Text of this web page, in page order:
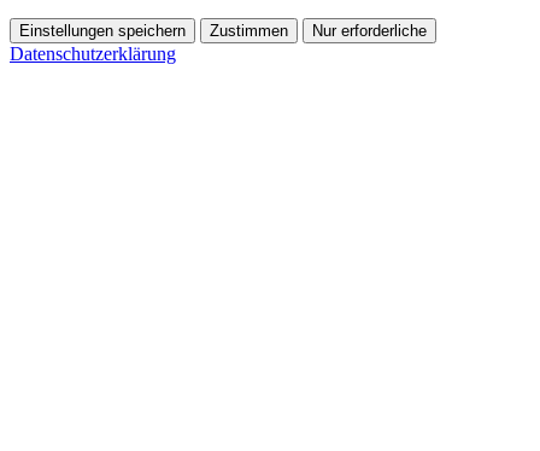
Einstellungen speichern Zustimmen Nur erforderliche
Datenschutzerklärung